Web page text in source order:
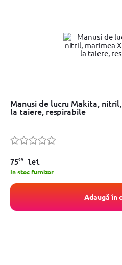
Manusi de lucru Makita,
la taiere, respirabile
7599 lei
In stoc furnizor
Adaugă în